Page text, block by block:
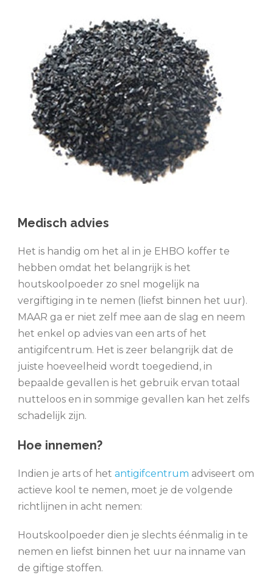
Medisch advies
Het is handig om het al in je EHBO koffer te
hebben omdat het belangrijk is het
houtskoolpoeder zo snel mogelijk na
vergiftiging in te nemen (liefst binnen het uur).
MAAR ga er niet zelf mee aan de slag en neem
het enkel op advies van een arts of het
antigifcentrum. Het is zeer belangrijk dat de
juiste hoeveelheid wordt toegediend, in
bepaalde gevallen is het gebruik ervan totaal
nutteloos en in sommige gevallen kan het zelfs
schadelijk zijn.
Hoe innemen?
Indien je arts of het antigifcentrum adviseert om
actieve kool te nemen, moet je de volgende
richtlijnen in acht nemen:
Houtskoolpoeder dien je slechts éénmalig in te
nemen en liefst binnen het uur na inname van
de giftige stoffen.